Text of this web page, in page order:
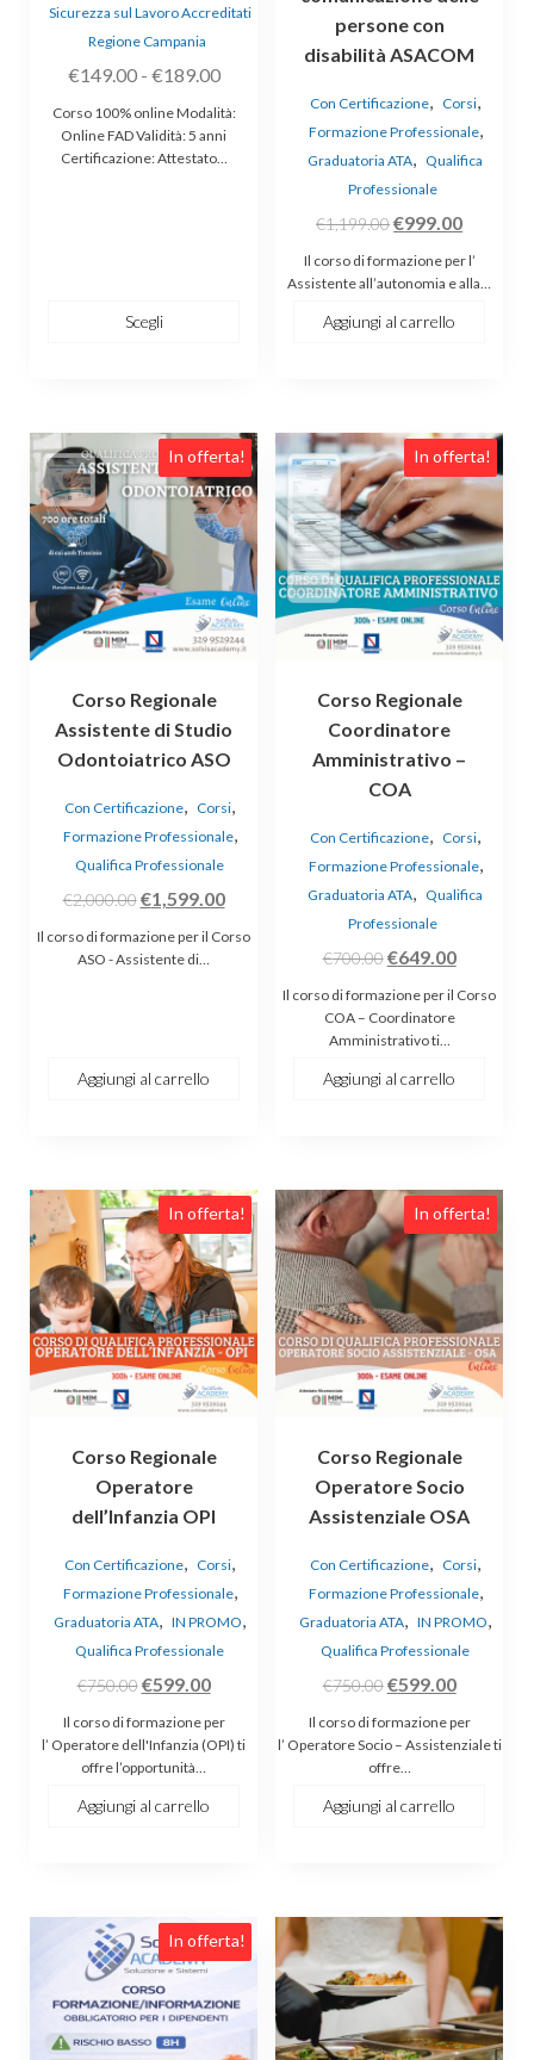
Sicurezza sul Lavoro Accreditati
Regione Campania
€149.00 - €189.00Fascia
di
prezzo:
da
Corso 100% online Modalità:
Online FAD Validità: 5 anni
Certificazione: Attestato…
Scegli
prodotto
persone con
disabilità ASACOM
Con Certificazione, Corsi,
Formazione Professionale,
Graduatoria ATA, Qualifica
Professionale
€1,199.00Il
prezzo
originale
era:
€999.00Il
prezzo
attuale
Il corso di formazione per l’
Assistente all’autonomia e alla…
Aggiungi al carrello
In offerta!
Corso Regionale
Assistente di Studio
Odontoiatrico ASO
Con Certificazione, Corsi,
Formazione Professionale,
Qualifica Professionale
€2,000.00 Il
prezzo
originale
€1,599.00Il
Il corso di formazione per il Corso
ASO - Assistente di…
Aggiungi al carrello
In offerta!
Corso Regionale
Coordinatore
Amministrativo –
COA
Con Certificazione, Corsi,
Formazione Professionale,
Graduatoria ATA, Qualifica
Professionale
€700.00Il
prezzo
originale
era:
€700.00.
€649.00Il
attuale
Il corso di formazione per il Corso
COA – Coordinatore
Amministrativo ti…
Aggiungi al carrello
In offerta!
Corso Regionale
Operatore
dell’Infanzia OPI
Con Certificazione, Corsi,
Formazione Professionale,
Graduatoria ATA, IN PROMO,
Qualifica Professionale
€750.00 Il
prezzo
originale
era:
€750.00.
€599.00Il
attuale
Il corso di formazione per
l’ Operatore dell'Infanzia (OPI) ti
offre l’opportunità…
Aggiungi al carrello
In offerta!
Corso Regionale
Operatore Socio
Assistenziale OSA
Con Certificazione, Corsi,
Formazione Professionale,
Graduatoria ATA, IN PROMO,
Qualifica Professionale
€750.00Il
prezzo
originale
era:
€750.00.
€599.00Il
attuale
Il corso di formazione per
l’ Operatore Socio – Assistenziale ti
offre…
Aggiungi al carrello
In offerta!
prodotto
varianti.